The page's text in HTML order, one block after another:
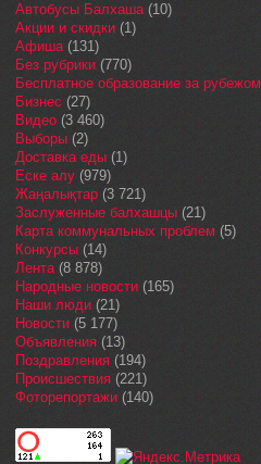
Автобусы Балхаша(10)
Акции и скидки (1)
Афиша(131)
Без рубрики (770)
Бесплатное образование за рубежом
Бизнес (27)
Видео (3 460)
Выборы (2)
Доставка еды (1)
Еске алу (979)
Жаңалықтар (3 721)
Заслуженные балхашцы (21)
Карта коммунальных проблем (5)
Конкурсы (14)
Лента(8 878)
Народные новости (165)
Наши люди (21)
Новости (5 177)
Объявления (13)
Поздравления (194)
Происшествия (221)
Фоторепортажи (140)